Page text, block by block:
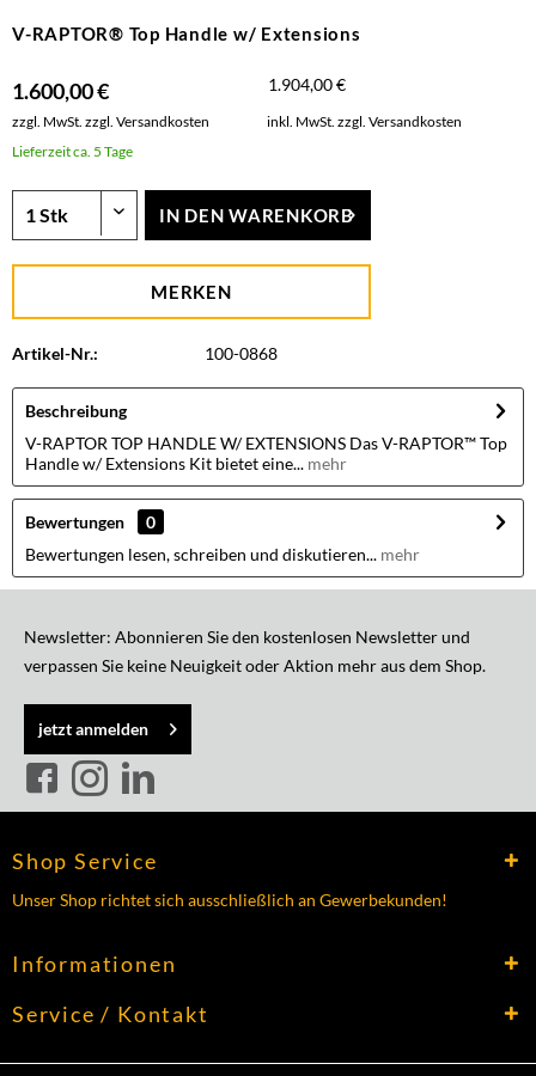
V-RAPTOR® Top Handle w/ Extensions
1.600,00 € 1.904,00 €
zzgl. MwSt. zzgl. Versandkosten inkl. MwSt. zzgl. Versandkosten
Lieferzeit ca. 5 Tage
IN DEN WARENKORB
MERKEN
Artikel-Nr.: 100-0868
Beschreibung
V-RAPTOR TOP HANDLE W/ EXTENSIONS Das V-RAPTOR™ Top
Handle w/ Extensions Kit bietet eine... mehr
Bewertungen
0
Bewertungen lesen, schreiben und diskutieren... mehr
Newsletter: Abonnieren Sie den kostenlosen Newsletter und
verpassen Sie keine Neuigkeit oder Aktion mehr aus dem Shop.
jetzt anmelden
Shop Service
Unser Shop richtet sich ausschließlich an Gewerbekunden!
Informationen
Service / Kontakt